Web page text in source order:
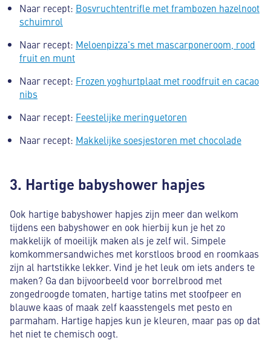
Naar recept: Bosvruchtentrifle met frambozen hazelnoot
schuimrol
Naar recept: Meloenpizza's met mascarponeroom, rood
fruit en munt
Naar recept: Frozen yoghurtplaat met roodfruit en cacao
nibs
Naar recept: Feestelijke meringuetoren
Naar recept: Makkelijke soesjestoren met chocolade
3. Hartige babyshower hapjes
Ook hartige babyshower hapjes zijn meer dan welkom
tijdens een babyshower en ook hierbij kun je het zo
makkelijk of moeilijk maken als je zelf wil. Simpele
komkommersandwiches met korstloos brood en roomkaas
zijn al hartstikke lekker. Vind je het leuk om iets anders te
maken? Ga dan bijvoorbeeld voor borrelbrood met
zongedroogde tomaten, hartige tatins met stoofpeer en
blauwe kaas of maak zelf kaasstengels met pesto en
parmaham. Hartige hapjes kun je kleuren, maar pas op dat
het niet te chemisch oogt.